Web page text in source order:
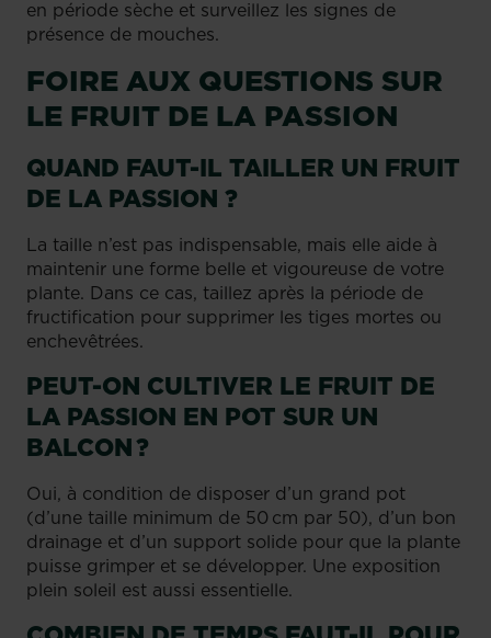
en période sèche et surveillez les signes de
présence de mouches.
FOIRE AUX QUESTIONS SUR
LE FRUIT DE LA PASSION
QUAND FAUT-IL TAILLER UN FRUIT
DE LA PASSION ?
La taille n’est pas indispensable, mais elle aide à
maintenir une forme belle et vigoureuse de votre
plante. Dans ce cas, taillez après la période de
fructification pour supprimer les tiges mortes ou
enchevêtrées.
PEUT-ON CULTIVER LE FRUIT DE
LA PASSION EN POT SUR UN
BALCON ?
Oui, à condition de disposer d’un grand pot
(d’une taille minimum de 50 cm par 50), d’un bon
drainage et d’un support solide pour que la plante
puisse grimper et se développer. Une exposition
plein soleil est aussi essentielle.